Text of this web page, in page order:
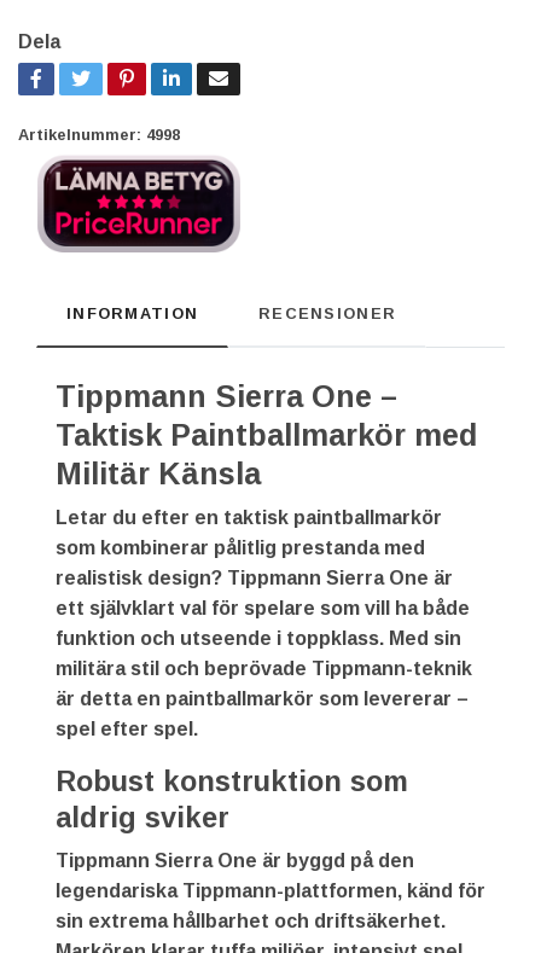
Dela
Artikelnummer: 4998
INFORMATION RECENSIONER
Tippmann Sierra One –
Taktisk Paintballmarkör med
Militär Känsla
Letar du efter en taktisk paintballmarkör
som kombinerar pålitlig prestanda med
realistisk design? Tippmann Sierra One är
ett självklart val för spelare som vill ha både
funktion och utseende i toppklass. Med sin
militära stil och beprövade Tippmann-teknik
är detta en paintballmarkör som levererar –
spel efter spel.
Robust konstruktion som
aldrig sviker
Tippmann Sierra One är byggd på den
legendariska Tippmann-plattformen, känd för
sin extrema hållbarhet och driftsäkerhet.